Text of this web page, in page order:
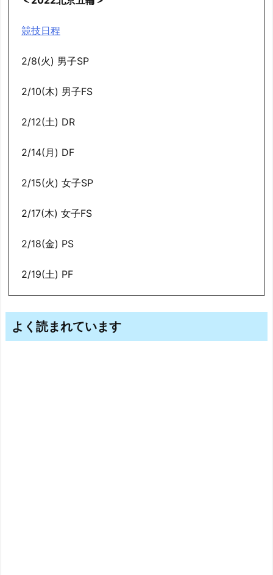
競技日程
2/8(火) 男子SP
2/10(木) 男子FS
2/12(土) DR
2/14(月) DF
2/15(火) 女子SP
2/17(木) 女子FS
2/18(金) PS
2/19(土) PF
よく読まれています